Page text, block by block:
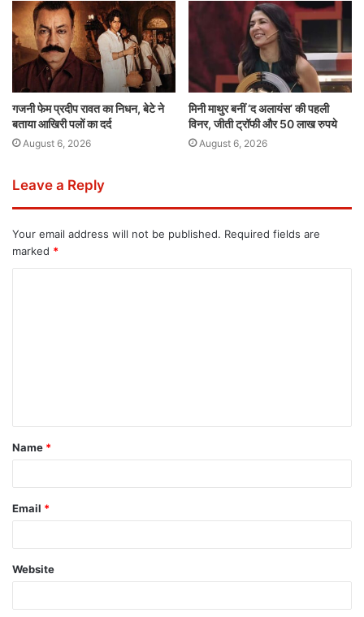
गजनी फेम प्रदीप रावत का निधन, बेटे ने
बताया आखिरी पलों का दर्द
August 6, 2026
मिनी माथुर बनीं ‘द अलायंस’ की पहली
विनर, जीती ट्रॉफी और 50 लाख रुपये
August 6, 2026
Leave a Reply
Your email address will not be published. Required fields are
marked *
Name *
Email *
Website